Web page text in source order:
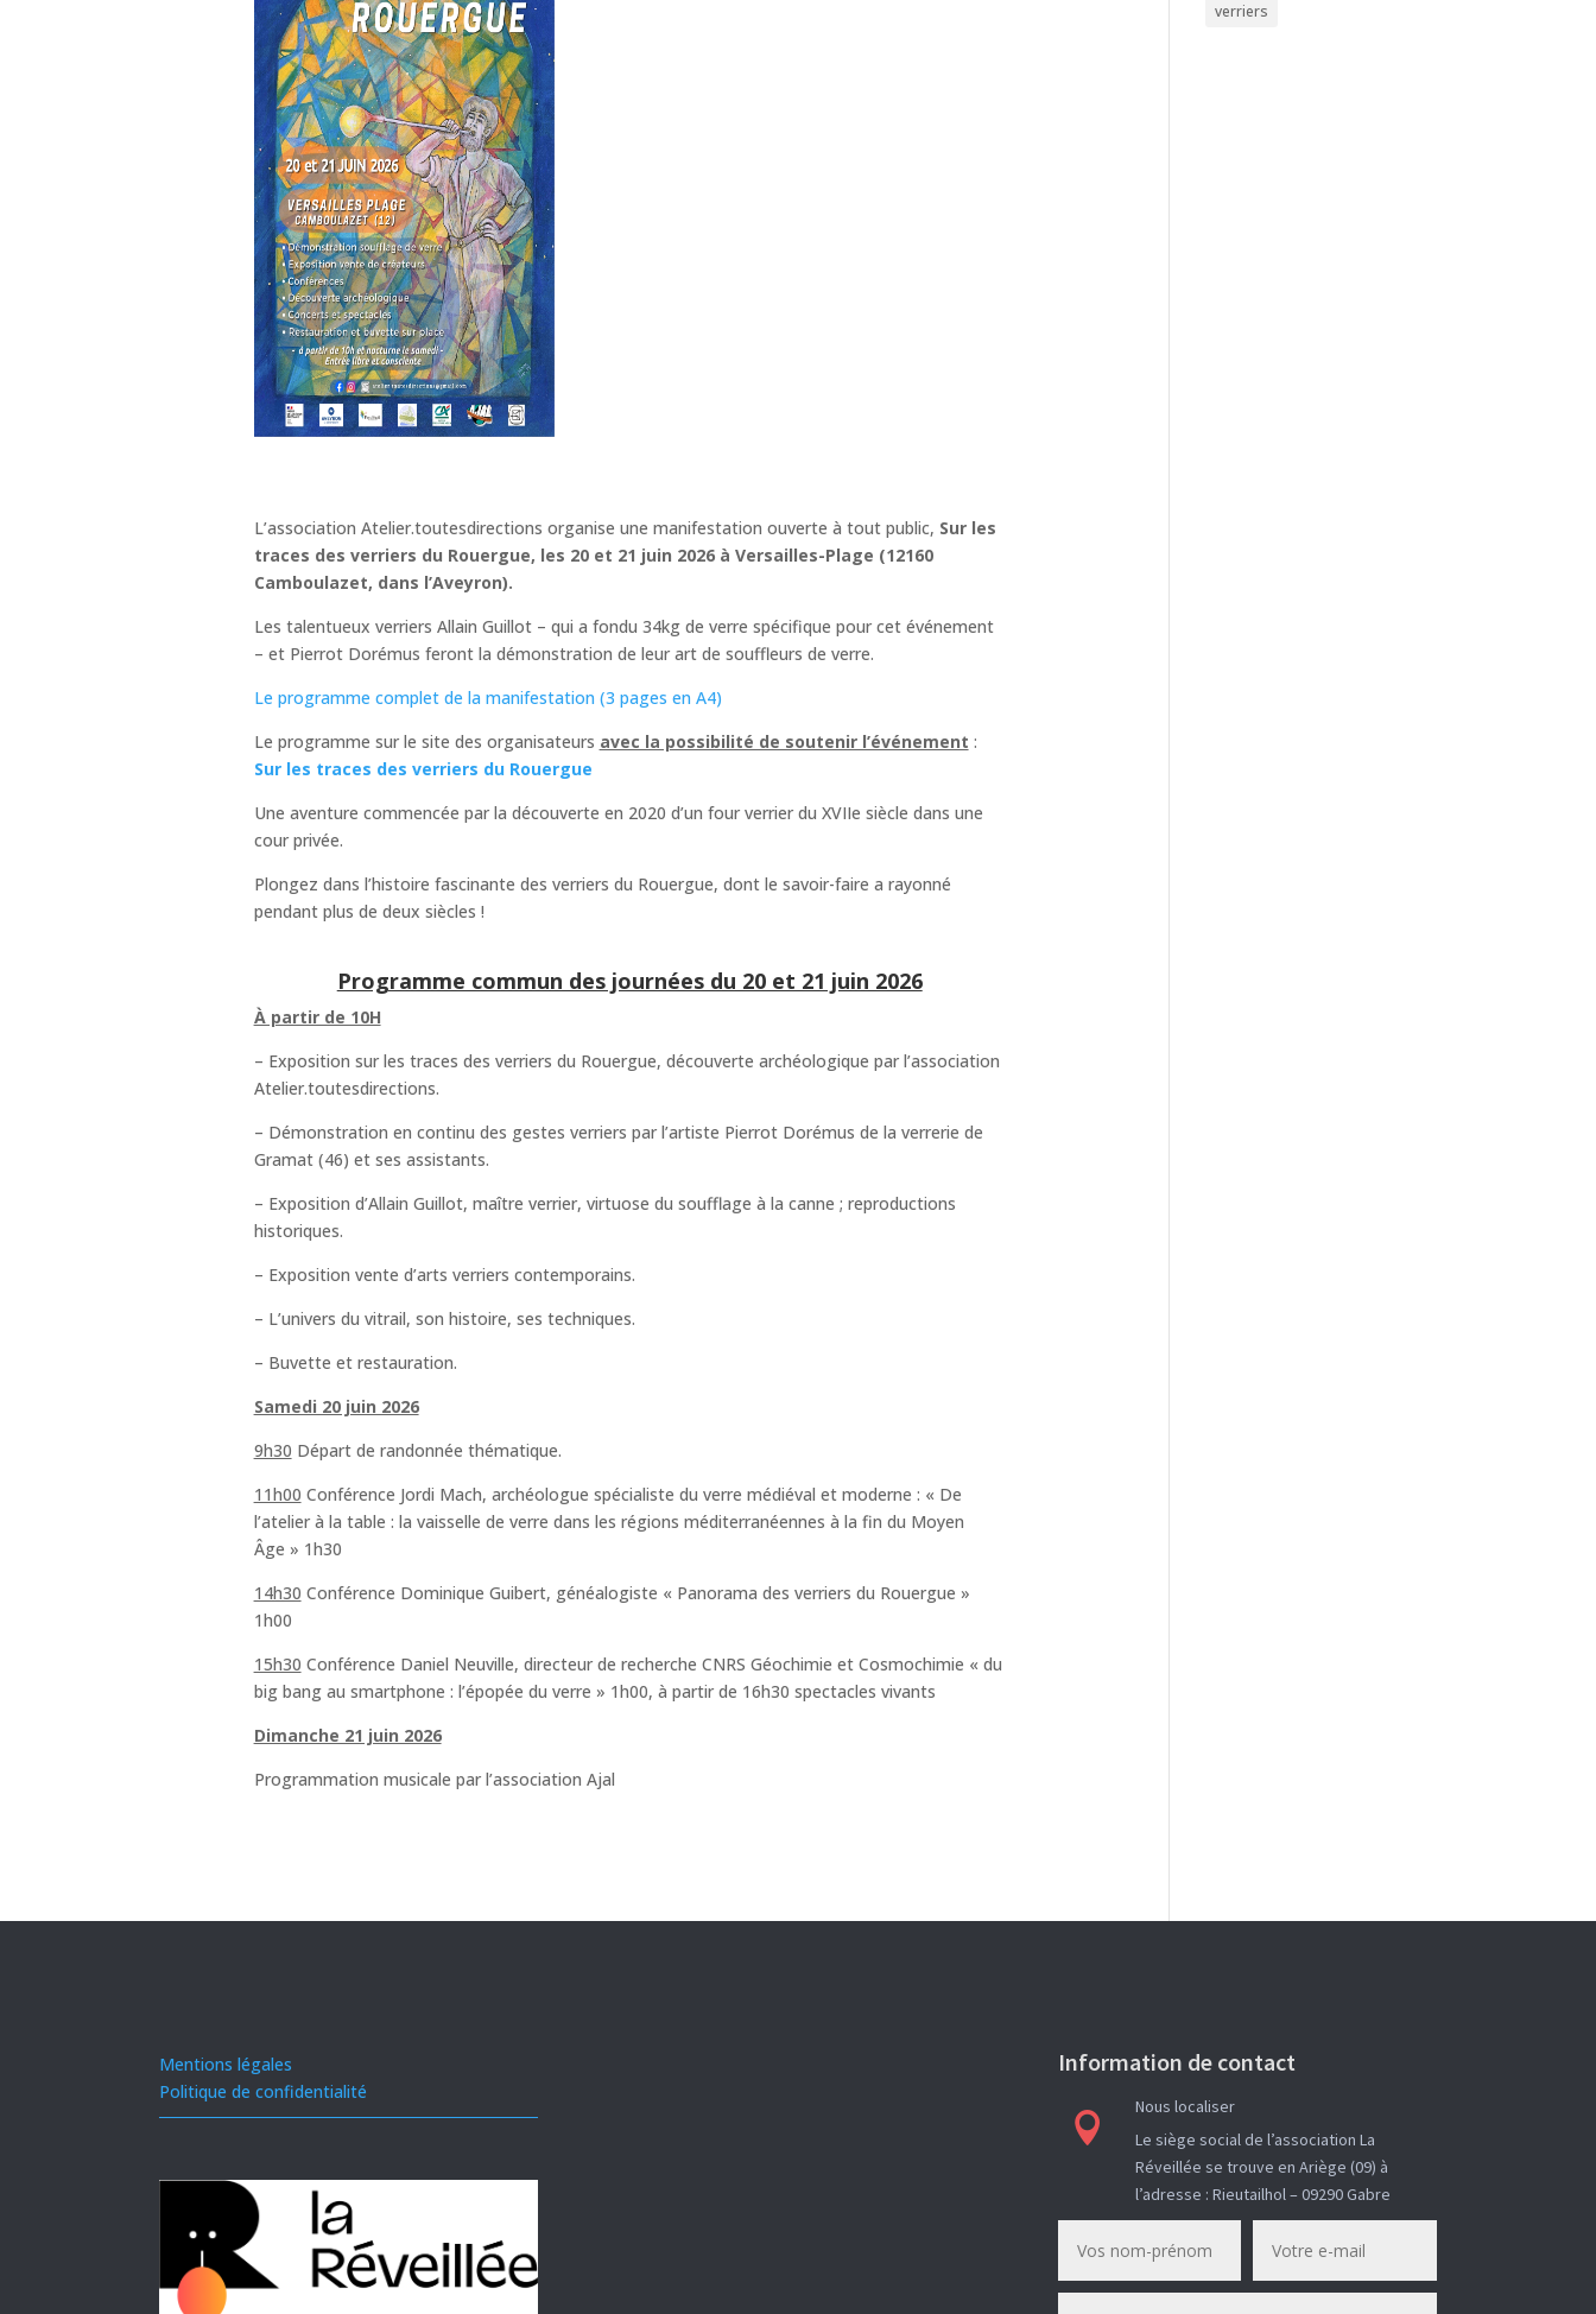
L’association Atelier.toutesdirections organise une manifestation ouverte à tout public, Sur les
traces des verriers du Rouergue, les 20 et 21 juin 2026 à Versailles-Plage (12160
Camboulazet, dans l’Aveyron).
Les talentueux verriers Allain Guillot – qui a fondu 34kg de verre spécifique pour cet événement
– et Pierrot Dorémus feront la démonstration de leur art de souffleurs de verre.
Le programme complet de la manifestation (3 pages en A4)
Le programme sur le site des organisateurs avec la possibilité de soutenir l’événement :
Sur les traces des verriers du Rouergue
Une aventure commencée par la découverte en 2020 d’un four verrier du XVIIe siècle dans une
cour privée.
Plongez dans l’histoire fascinante des verriers du Rouergue, dont le savoir-faire a rayonné
pendant plus de deux siècles !
Programme commun des journées du 20 et 21 juin 2026
À partir de 10H
– Exposition sur les traces des verriers du Rouergue, découverte archéologique par l’association
Atelier.toutesdirections.
– Démonstration en continu des gestes verriers par l’artiste Pierrot Dorémus de la verrerie de
Gramat (46) et ses assistants.
– Exposition d’Allain Guillot, maître verrier, virtuose du soufflage à la canne ; reproductions
historiques.
– Exposition vente d’arts verriers contemporains.
– L’univers du vitrail, son histoire, ses techniques.
– Buvette et restauration.
Samedi 20 juin 2026
9h30 Départ de randonnée thématique.
11h00 Conférence Jordi Mach, archéologue spécialiste du verre médiéval et moderne : « De
l’atelier à la table : la vaisselle de verre dans les régions méditerranéennes à la fin du Moyen
Âge » 1h30
14h30 Conférence Dominique Guibert, généalogiste « Panorama des verriers du Rouergue »
1h00
15h30 Conférence Daniel Neuville, directeur de recherche CNRS Géochimie et Cosmochimie « du
big bang au smartphone : l’épopée du verre » 1h00, à partir de 16h30 spectacles vivants
Dimanche 21 juin 2026
Programmation musicale par l’association Ajal
verriers
Mentions légales
Politique de confidentialité
Information de contact

Nous localiser
Le siège social de l’association La
Réveillée se trouve en Ariège (09) à
l’adresse : Rieutailhol – 09290 Gabre